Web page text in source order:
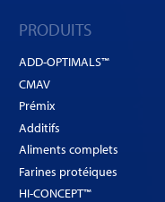
PRODUITS
ADD-OPTIMALS™
CMAV
Prémix
Additifs
Aliments complets
Farines protéiques
HI-CONCEPT™